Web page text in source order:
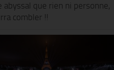
abyssal que rien ni personne,
combler !!